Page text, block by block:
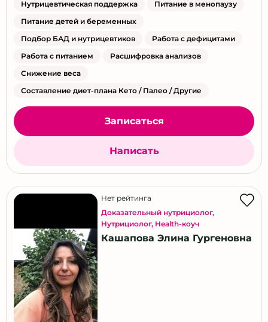
Нутрицевтическая поддержка
Питание в менопаузу
Питание детей и беременных
Подбор БАД и нутрицевтиков
Работа с дефицитами
Работа с питанием
Расшифровка анализов
Снижение веса
Составление диет-плана Кето / Палео / Другие
Записаться
Написать
Нет рейтинга
Доказательный нутрициолог,
Нутрициолог, Health-коуч
Кашапова Элина Гургеновна